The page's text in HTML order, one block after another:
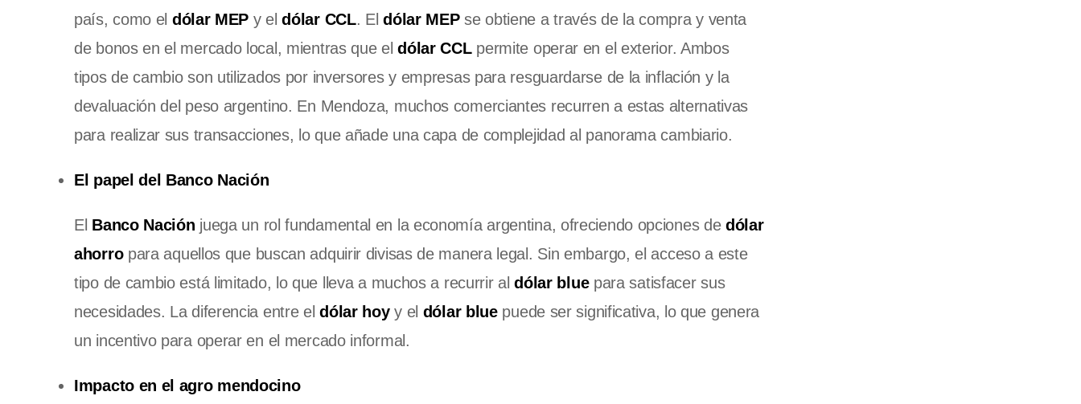
país, como el dólar MEP y eldólar CCL. Eldólar MEPse obtiene a través de la compra y venta
de bonos en el mercado local, mientras que eldólar CCLpermite operar en el exterior. Ambos
tipos de cambio son utilizados por inversores y empresas para resguardarse de la inflación y la
devaluación del peso argentino. En Mendoza, muchos comerciantes recurren a estas alternativas
para realizar sus transacciones, lo que añade una capa de complejidad al panorama cambiario.
El papel del Banco Nación
El Banco Nación juega un rol fundamental en la economía argentina, ofreciendo opciones dedólar
ahorropara aquellos que buscan adquirir divisas de manera legal. Sin embargo, el acceso a este
tipo de cambio está limitado, lo que lleva a muchos a recurrir aldólar bluepara satisfacer sus
necesidades. La diferencia entre eldólar hoyy el dólar bluepuede ser significativa, lo que genera
un incentivo para operar en el mercado informal.
Impacto en el agro mendocino